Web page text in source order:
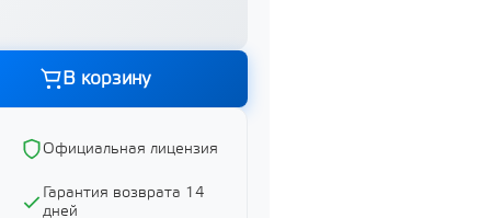
В корзину
Официальная лицензия
Гарантия возврата 14
дней
Показать все